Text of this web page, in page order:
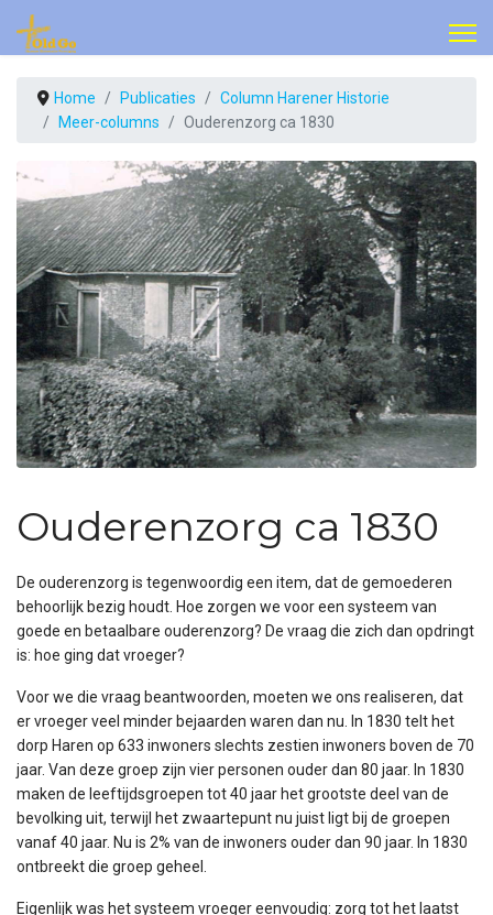
Home Publicaties
Column Harener Historie
Meer-columns
Ouderenzorg ca 1830
Ouderenzorg ca 1830
De ouderenzorg is tegenwoordig een item, dat de gemoederen
behoorlijk bezig houdt. Hoe zorgen we voor een systeem van
goede en betaalbare ouderenzorg? De vraag die zich dan opdringt
is: hoe ging dat vroeger?
Voor we die vraag beantwoorden, moeten we ons realiseren, dat
er vroeger veel minder bejaarden waren dan nu. In 1830 telt het
dorp Haren op 633 inwoners slechts zestien inwoners boven de 70
jaar. Van deze groep zijn vier personen ouder dan 80 jaar. In 1830
maken de leeftijdsgroepen tot 40 jaar het grootste deel van de
bevolking uit, terwijl het zwaartepunt nu juist ligt bij de groepen
vanaf 40 jaar. Nu is 2% van de inwoners ouder dan 90 jaar. In 1830
ontbreekt die groep geheel.
Eigenlijk was het systeem vroeger eenvoudig: zorg tot het laatst